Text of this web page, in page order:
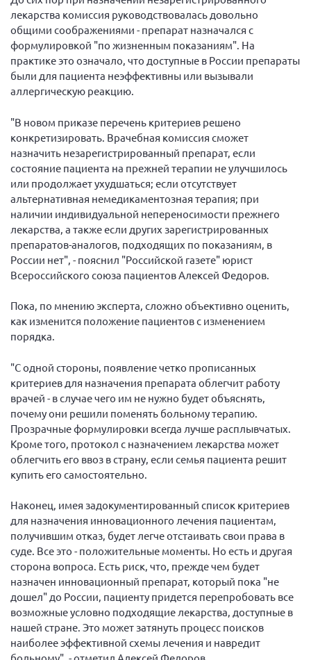
Конференция ОООИБРС 2023
Конференция ОООИБРС 2022
Конференция ОООИБРС 2021
Конференция ВСЭ 2021
Документы съездов
Первый съезд
Второй съезд
Третий съезд
Четвертый съезд
Пятый съезд
Шестой съезд
ОФ «Фонд содействия больным рассеянным
склерозом»
Новости: Казахстан
Нормативно-правовые документы
Методическая литература для НКО
Публичные отчеты
Исследования, аналитика, мнения
Всероссийская онлайн конференция
"Рассеянный склероз. XX лет работы
ОООИБРС" (25-29.08.2020)
Всероссийская конференция-тренинг
"Рассеянный склероз: новые реалии" (26-
29.05.2022)
Общероссийская РС
Алтайский край
Архангельская область
лекарства комиссия руководствовалась довольно
общими соображениями - препарат назначался с
формулировкой "по жизненным показаниям". На
практике это означало, что доступные в России препараты
были для пациента неэффективны или вызывали
аллергическую реакцию.
"В новом приказе перечень критериев решено
конкретизировать. Врачебная комиссия сможет
назначить незарегистрированный препарат, если
состояние пациента на прежней терапии не улучшилось
или продолжает ухудшаться; если отсутствует
альтернативная немедикаментозная терапия; при
наличии индивидуальной непереносимости прежнего
лекарства, а также если других зарегистрированных
препаратов-аналогов, подходящих по показаниям, в
России нет", - пояснил "Российской газете" юрист
Всероссийского союза пациентов Алексей Федоров.
Пока, по мнению эксперта, сложно объективно оценить,
как изменится положение пациентов с изменением
порядка.
"С одной стороны, появление четко прописанных
критериев для назначения препарата облегчит работу
врачей - в случае чего им не нужно будет объяснять,
почему они решили поменять больному терапию.
Прозрачные формулировки всегда лучше расплывчатых.
Кроме того, протокол с назначением лекарства может
облегчить его ввоз в страну, если семья пациента решит
купить его самостоятельно.
Наконец, имея задокументированный список критериев
для назначения инновационного лечения пациентам,
получившим отказ, будет легче отстаивать свои права в
суде. Все это - положительные моменты. Но есть и другая
сторона вопроса. Есть риск, что, прежде чем будет
назначен инновационный препарат, который пока "не
дошел" до России, пациенту придется перепробовать все
возможные условно подходящие лекарства, доступные в
нашей стране. Это может затянуть процесс поисков
наиболее эффективной схемы лечения и навредит